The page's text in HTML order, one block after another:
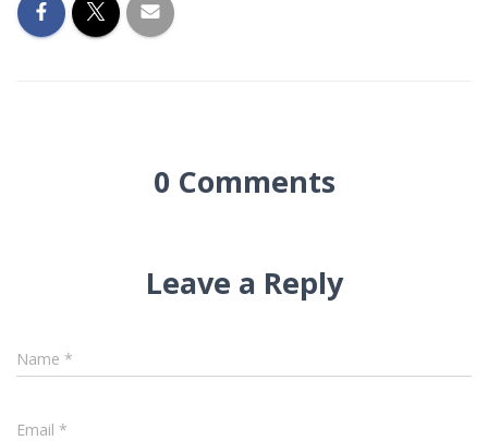
0 Comments
Leave a Reply
Name *
Email *